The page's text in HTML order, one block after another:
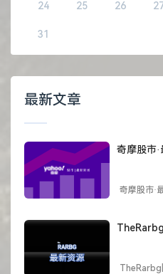
24 25 26
31
最新文章
奇摩股市·
奇摩股市·